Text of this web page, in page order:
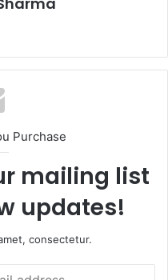
Purchase
mailing list
updates!
consectetur.